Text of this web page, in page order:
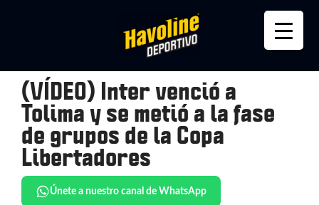
(VÍDEO) Inter venció a
Tolima y se metió a la fase
de grupos de la Copa
Libertadores
Únete a nuestro canal de WhatsApp